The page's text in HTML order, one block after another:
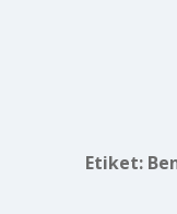
Etiket: